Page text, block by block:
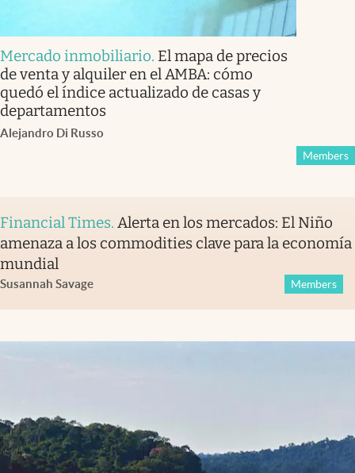
Mercado inmobiliario. El mapa de precios
de venta y alquiler en el AMBA: cómo
quedó el índice actualizado de casas y
departamentos
Alejandro Di Russo
Members
Financial Times. Alerta en los mercados: El Niño
amenaza a los commodities clave para la economía
mundial
Susannah Savage Members